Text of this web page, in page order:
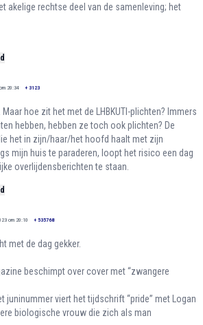
akelige rechtse deel van de samenleving; het
20:34 + 3123
Maar hoe zit het met de LHBKUTI-plichten? Immers
hebben, hebben ze toch ook plichten? De
het in zijn/haar/het hoofd haalt met zijn
mijn huis te paraderen, loopt het risico een dag
overlijdensberichten te staan.
om 20:10 + 535768
met de dag gekker.
beschimpt over cover met “zwangere
juninummer viert het tijdschrift “pride” met Logan
biologische vrouw die zich als man